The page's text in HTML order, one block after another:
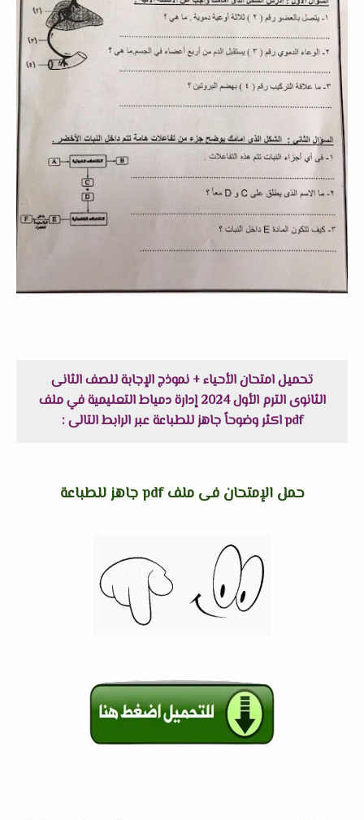
تحميل امتحان الأحياء + نموذج الإجابة للصف الثانى
الثانوى الترم الأول 2024 إدارة دمياط التعليمية في ملف
pdf اكثر وضوحاً جاهز للطباعة عبر الرابط التالى :
حمل الإمتحان فى ملف pdf جاهز للطباعة